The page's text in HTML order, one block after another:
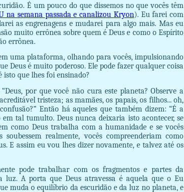
É um pouco do que dissemos no que vocês têm
na semana passada e canalizou Kryon). Eu farei com
as engrenagens e mudarei para algo mais. Mas eu
muito errônea sobre quem é Deus e como o Espírito
errônea.
uma plataforma, olhando para vocês, impulsionando
Deus é muito poderoso. Ele pode fazer qualquer coisa
que lhes foi ensinado?
por que você não cura este planeta? Observe a
tristeza; as mamães, os papais, os filhos... oh,
Então há aqueles que também dizem: “É a
tal tumulto. Deus nunca deixaria isto acontecer, se
como Deus trabalha com a humanidade e se vocês
realmente, vocês compreenderiam como
E assim eu vou lhes dizer novamente, e talvez até os
pode trabalhar com os fragmentos e partes da
A porta que Deus atravessa é aquela que o Eu
muda o equilíbrio da escuridão e da luz no planeta, e